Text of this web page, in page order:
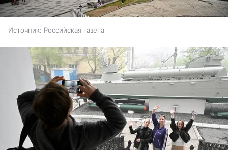
Источник: Российская газета